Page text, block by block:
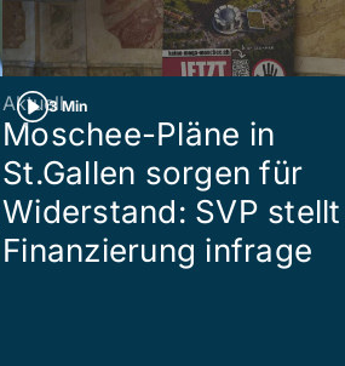
3 Min
Aktuell
Moschee-Pläne in
St.Gallen sorgen für
Widerstand: SVP stellt
Finanzierung infrage